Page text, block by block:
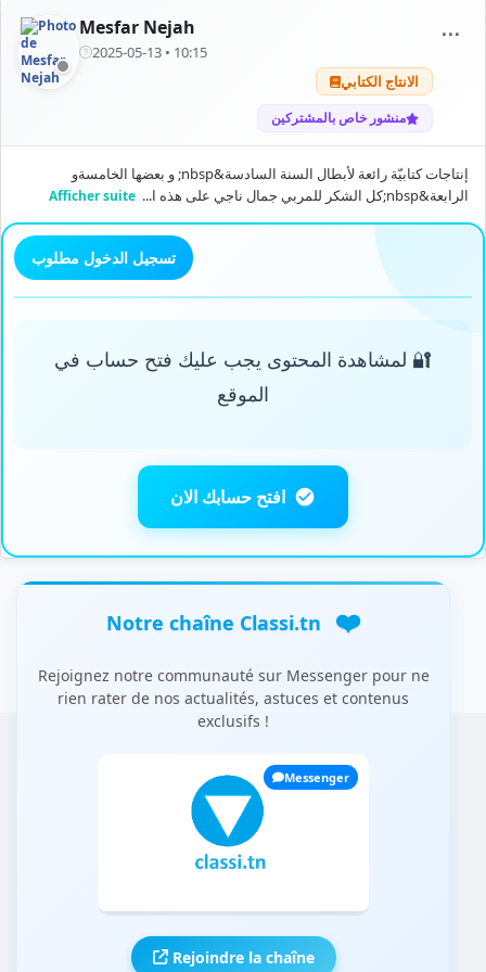
Mesfar Nejah
2025-05-13 • 10:15
الانتاج الكتابي
منشور خاص بالمشتركين
⋯
إنتاجات كتابيّة رائعة لأبطال السنة السادسة&nbsp; و بعضها الخامسةو
الرابعة&nbsp;كل الشكر للمربي جمال ناجي على هذه ا...
Afficher suite
تسجيل الدخول مطلوب
🔐 لمشاهدة المحتوى يجب عليك فتح حساب في
الموقع
افتح حسابك الان
Notre chaîne Classi.tn ❤️
Rejoignez notre communauté sur Messenger pour ne
rien rater de nos actualités, astuces et contenus
exclusifs !
Messenger
Rejoindre la chaîne